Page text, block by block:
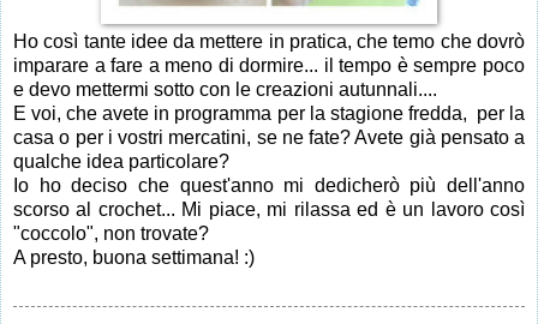
Ho così tante idee da mettere in pratica, che temo che dovrò
imparare a fare a meno di dormire... il tempo è sempre poco
e devo mettermi sotto con le creazioni autunnali....
E voi, che avete in programma per la stagione fredda, per la
casa o per i vostri mercatini, se ne fate? Avete già pensato a
qualche idea particolare?
Io ho deciso che quest'anno mi dedicherò più dell'anno
scorso al crochet... Mi piace, mi rilassa ed è un lavoro così
"coccolo", non trovate?
A presto, buona settimana! :)